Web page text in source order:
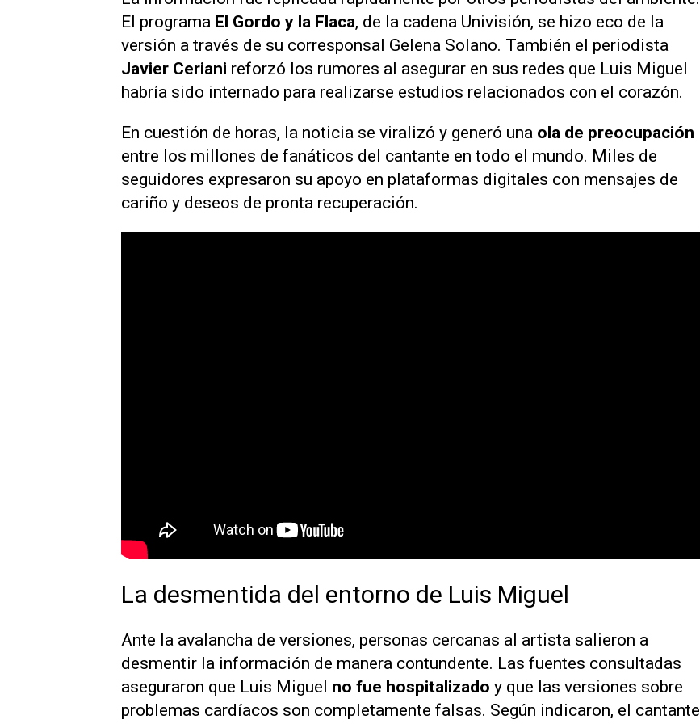
El programa El Gordo y la Flaca, de la cadena Univisión, se hizo eco de la
versión a través de su corresponsal Gelena Solano. También el periodista
Javier Ceriani reforzó los rumores al asegurar en sus redes que Luis Miguel
habría sido internado para realizarse estudios relacionados con el corazón.
En cuestión de horas, la noticia se viralizó y generó una ola de preocupación
entre los millones de fanáticos del cantante en todo el mundo. Miles de
seguidores expresaron su apoyo en plataformas digitales con mensajes de
cariño y deseos de pronta recuperación.
La desmentida del entorno de Luis Miguel
Ante la avalancha de versiones, personas cercanas al artista salieron a
desmentir la información de manera contundente. Las fuentes consultadas
aseguraron que Luis Miguel no fue hospitalizado y que las versiones sobre
problemas cardíacos son completamente falsas. Según indicaron, el cantante